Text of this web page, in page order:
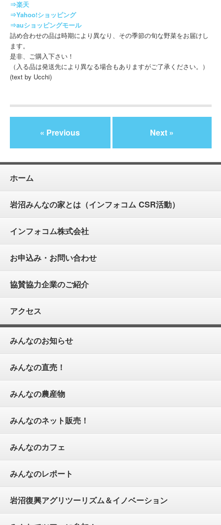
⇒楽天
⇒Yahoo!ショッピング
⇒auショッピングモール
詰め合わせの品は時期により異なり、その季節の旬な野菜をお届けし
ます。
是非、ご購入下さい！
（入る品は発送先により異なる場合もありますがご了承ください。）
(text by Ucchi)
« Previous Next »
ホーム
岩沼みんなの家とは（インフォコム CSR活動）
インフォコム株式会社
お申込み・お問い合わせ
協賛協力企業のご紹介
アクセス
みんなのお知らせ
みんなの直売！
みんなの農産物
みんなのネット販売！
みんなのカフェ
みんなのレポート
岩沼復興アグリツーリズム＆イノベーション